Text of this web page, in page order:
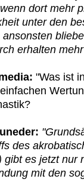
dort mehr
unter den
ansonsten
erhalten
"Was ist
des
gibt es jetzt nur
mit den